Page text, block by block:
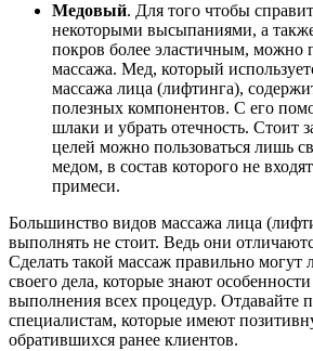
Медовый. Для того чтобы
некоторыми высыпаниями, а
покров более эластичным, можно
массажа. Мед, который
массажа лица (лифтинга),
полезных компонентов. С его
шлаки и убрать отечность. Стоит
целей можно пользоваться лишь
медом, в состав которого не
примеси.
Большинство видов массажа лица
выполнять не стоит. Ведь они
Сделать такой массаж правильно
своего дела, которые знают
выполнения всех процедур. Отдавайте
специалистам, которые имеют
обратившихся ранее клиентов.